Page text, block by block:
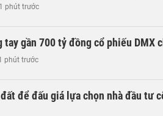
1 phút trước
tay gần 700 tỷ đồng cổ phiếu DMX
phút trước
để đấu giá lựa chọn nhà đầu tư